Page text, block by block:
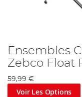
Ensembles
Zebco Float
59,99 €
Voir Les Options